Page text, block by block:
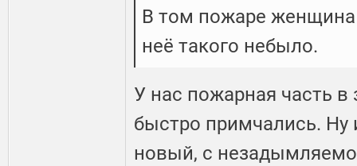
В том пожаре женщина
неё такого небыло.
У нас пожарная часть
быстро примчались. Ну
новый, с